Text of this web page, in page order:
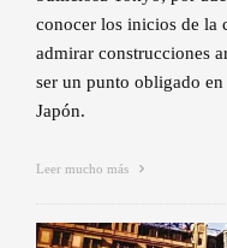
conocer los inicios de la
admirar construcciones
ser un punto obligado
Japón.
Leer mucho más